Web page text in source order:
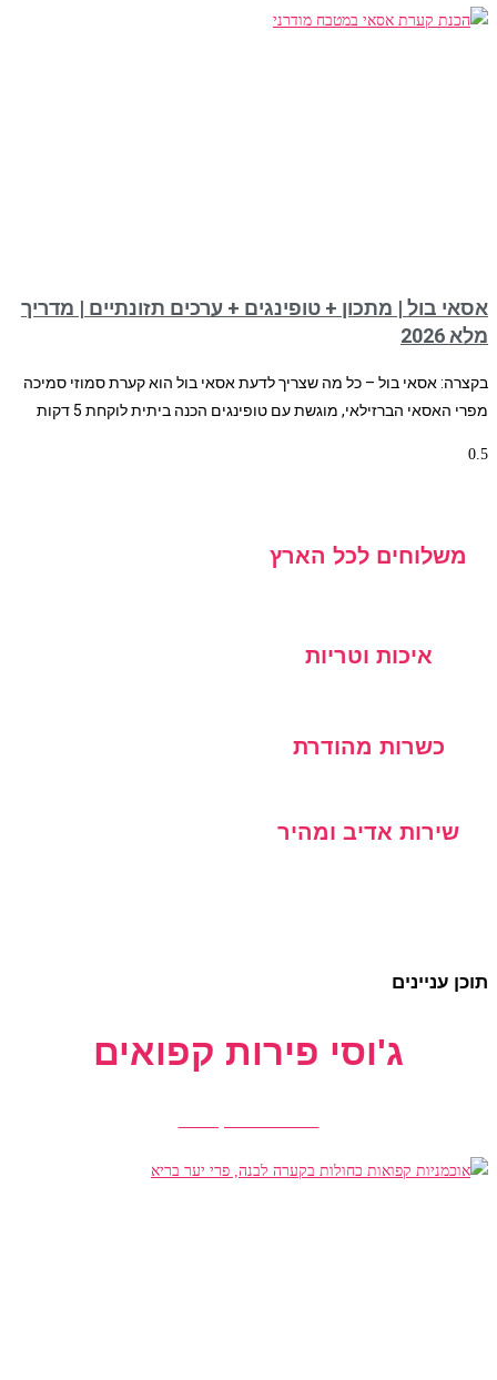
אסאי בול | מתכון + טופינגים + ערכים תזונתיים | מדריך
מלא 2026
בקצרה: אסאי בול – כל מה שצריך לדעת אסאי בול הוא קערת סמוזי סמיכה
מפרי האסאי הברזילאי, מוגשת עם טופינגים הכנה ביתית לוקחת 5 דקות
משלוחים לכל הארץ
איכות וטריות
כשרות מהודרת
שירות אדיב ומהיר
תוכן עניינים
ג'וסי פירות קפואים